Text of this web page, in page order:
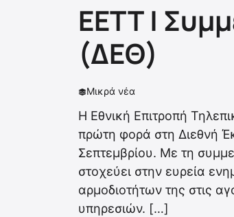
ΕΕΤΤ |
(ΔΕΘ)
Μικρά νέα
Η Εθνική Επιτροπή
πρώτη φορά στη Διεθνή
Σεπτεμβρίου. Με τη
στοχεύει στην ευρεία
αρμοδιοτήτων της στις
υπηρεσιών. […]